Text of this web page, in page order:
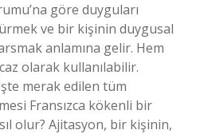
göre duyguları
ve bir kişinin duygusal
anlamına gelir. Hem
olarak kullanılabilir.
merak edilen tüm
Fransızca kökenli bir
olur? Ajitasyon, bir kişinin,